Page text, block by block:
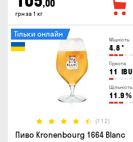
,00
грн за 1 кг
Міцність
4.8 °
Гіркота
11 IBU
Щільність
11.9 %
(112)
Тільки онлайн
Пиво Kronenbourg 1664 Blanc